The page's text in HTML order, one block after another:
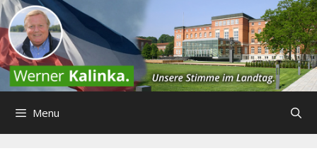
Zum
Inhalt
springen
Menu